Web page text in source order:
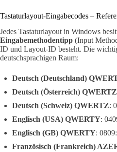
Tastaturlayout-Eingabecodes –
Jedes Tastaturlayout in Windows
Eingabemethodentipp (Input
ID und Layout-ID besteht. Die
deutschsprachigen Raum:
Deutsch (Deutschland)
Deutsch (Österreich) QWERTZ
Deutsch (Schweiz) QWERTZ:
Englisch (USA) QWERTY:
Englisch (GB) QWERTY:
Französisch (Frankreich)